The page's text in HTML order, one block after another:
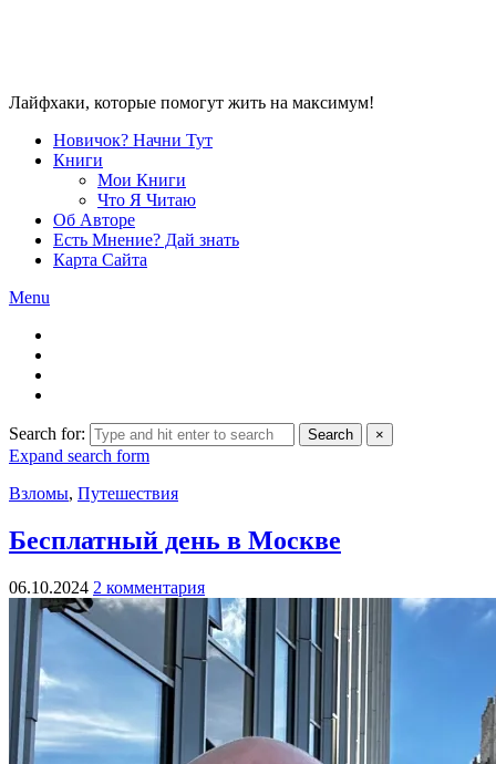
Лайфхаки, которые помогут жить на максимум!
Новичок? Начни Тут
Книги
Мои Книги
Что Я Читаю
Об Авторе
Есть Мнение? Дай знать
Карта Сайта
Menu
Search for: Search ×
Expand search form
Взломы, Путешествия
Бесплатный день в Москве
06.10.2024 2 комментария